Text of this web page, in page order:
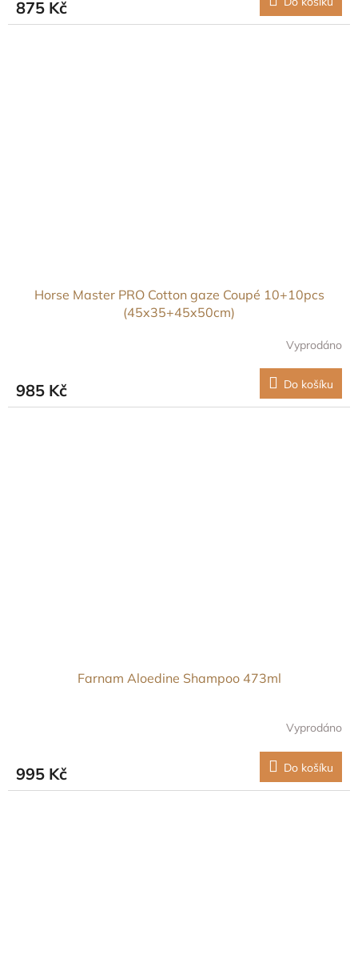
875 Kč
Horse Master PRO Cotton gaze Coupé 10+10pcs
(45x35+45x50cm)
Vyprodáno
985 Kč Do košíku
Farnam Aloedine Shampoo 473ml
Vyprodáno
995 Kč Do košíku